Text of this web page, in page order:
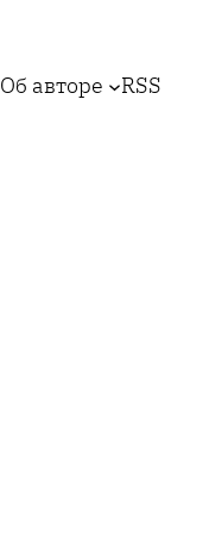
Об авторе RSS